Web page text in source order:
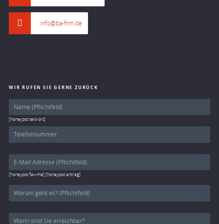
info@ba-frm.de
WIR RUFEN SIE GERNE ZURÜCK
[honeypot text-ort]
[honeypot fax-me] [honeypot antrag]